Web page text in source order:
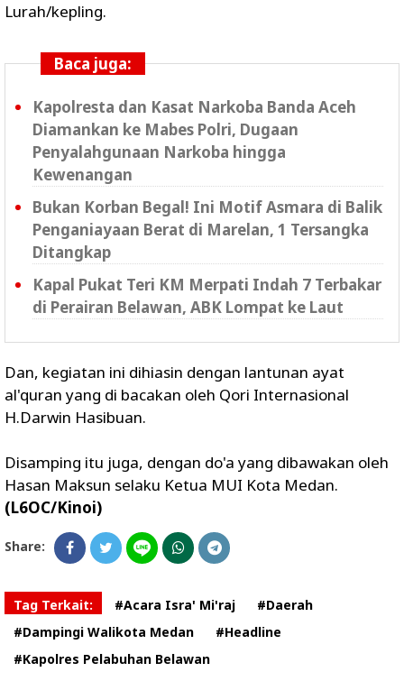
Lurah/kepling.
Baca juga:
Kapolresta dan Kasat Narkoba Banda Aceh
Diamankan ke Mabes Polri, Dugaan
Penyalahgunaan Narkoba hingga
Kewenangan
Bukan Korban Begal! Ini Motif Asmara di Balik
Penganiayaan Berat di Marelan, 1 Tersangka
Ditangkap
Kapal Pukat Teri KM Merpati Indah 7 Terbakar
di Perairan Belawan, ABK Lompat ke Laut
Dan, kegiatan ini dihiasin dengan lantunan ayat
al'quran yang di bacakan oleh Qori Internasional
H.Darwin Hasibuan.
Disamping itu juga, dengan do'a yang dibawakan oleh
Hasan Maksun selaku Ketua MUI Kota Medan.
(L6OC/Kinoi)
Share:
Tag Terkait: #Acara Isra' Mi'raj
#Daerah
#Dampingi Walikota Medan
#Headline
#Kapolres Pelabuhan Belawan